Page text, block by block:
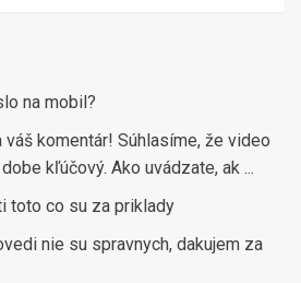
na mobil?
váš komentár! Súhlasíme, že video
kľúčový. Ako uvádzate, ak ...
toto co su za priklady
nie su spravnych, dakujem za